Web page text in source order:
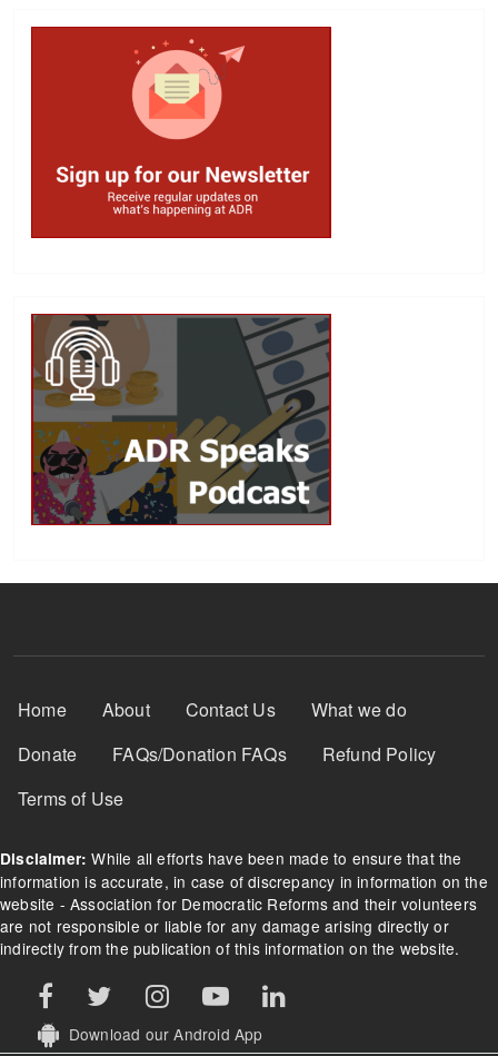
Footer Menu
Home About Contact Us
What we do
Donate
FAQs/Donation FAQs
Refund Policy
Terms of Use
Disclaimer: While all efforts have been made to ensure that the
information is accurate, in case of discrepancy in information on the
website - Association for Democratic Reforms and their volunteers
are not responsible or liable for any damage arising directly or
indirectly from the publication of this information on the website.
Download our Android App